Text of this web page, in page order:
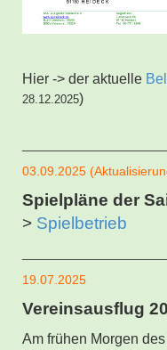
Hier -> der aktuelle
28.12.2025)
03.09.2025
Spielpläne der
> Spielbetrieb
19.07.2025
Vereinsausflug
Am frühen Morgen